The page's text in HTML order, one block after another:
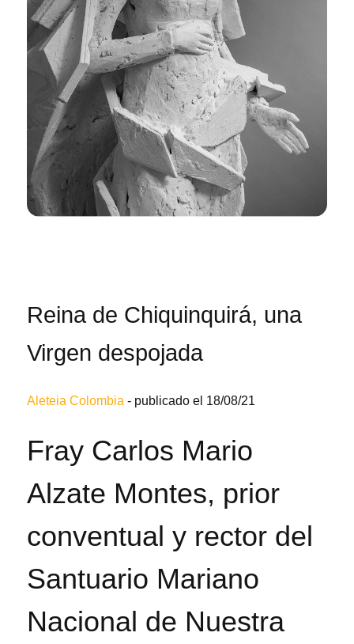
Reina de Chiquinquirá, una
Virgen despojada
Aleteia Colombia - publicado el 18/08/21
Fray Carlos Mario
Alzate Montes, prior
conventual y rector del
Santuario Mariano
Nacional de Nuestra